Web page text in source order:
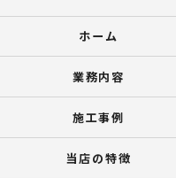
ホーム
業務内容
施工事例
当店の特徴